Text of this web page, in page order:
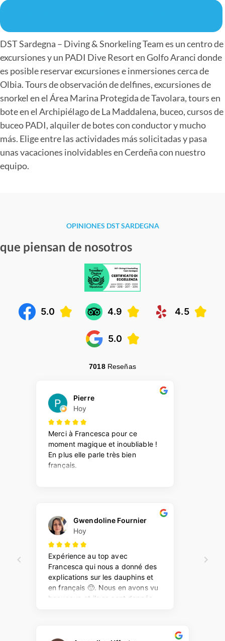
DST Sardegna – Diving & Snorkeling Team es un centro de
excursiones y un PADI Dive Resort en Golfo Aranci donde
es posible reservar excursiones e inmersiones cerca de
Olbia. Tours de observación de delfines, excursiones de
snorkel en el Área Marina Protegida de Tavolara, tours en
bote en el Archipiélago de La Maddalena, buceo, cursos de
buceo PADI, alquiler de botes con conductor y mucho
más. Elige entre las actividades más solicitadas y pasa
unas vacaciones inolvidables en Cerdeña con nuestro
equipo.
OPINIONES DST SARDEGNA
que piensan de nosotros